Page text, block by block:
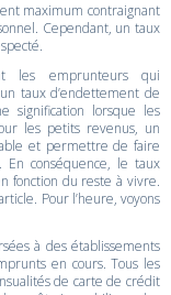
maximum contraignant
Cependant, un taux
les emprunteurs qui
taux d’endettement de
signification lorsque les
les petits revenus, un
et permettre de faire
conséquence, le taux
fonction du reste à vivre.
Pour l’heure, voyons
à des établissements
en cours. Tous les
de carte de crédit